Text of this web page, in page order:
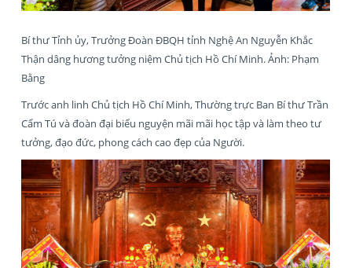
Bí thư Tỉnh ủy, Trưởng Đoàn ĐBQH tỉnh Nghệ An Nguyễn Khắc
Thận dâng hương tưởng niệm Chủ tịch Hồ Chí Minh. Ảnh: Phạm
Bằng
Trước anh linh Chủ tịch Hồ Chí Minh, Thường trực Ban Bí thư Trần
Cẩm Tú và đoàn đại biểu nguyện mãi mãi học tập và làm theo tư
tưởng, đạo đức, phong cách cao đẹp của Người.